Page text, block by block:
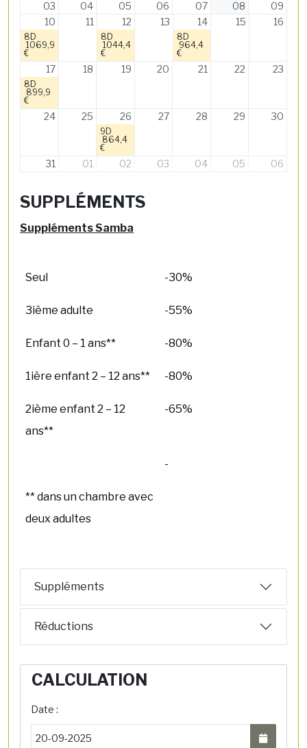
03 04 05 06 07 08
09
10
8D
1069,9
€
11 12
8D
1044,4
€
13 14
8D
964,4
€
15 16
17
8D
899,9
€
18 19 20 21 22 23
24 25 26
9D
864,4
€
27 28 29 30
31 01 02 03 04 05 06
SUPPLÉMENTS
Suppléments Samba
Seul -30%
3ième adulte -55%
Enfant 0 – 1 ans** -80%
1ière enfant 2 – 12 ans** -80%
2ième enfant 2 – 12
ans**
-65%
-
** dans un chambre avec
deux adultes
Suppléments
Réductions
CALCULATION
Date :